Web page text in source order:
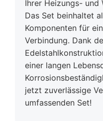
Ihrer Heizungs- und
Das Set beinhaltet
Komponenten für
Verbindung. Dank
einer langen
jetzt zuverlässige
umfassenden Set!